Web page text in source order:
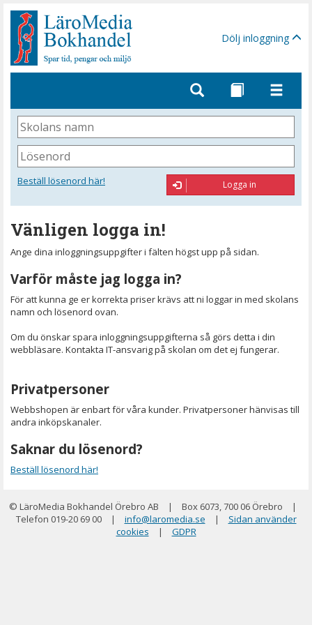
Gå
sidinnehåll
Dölj inloggning
Skolans
namn
Lösenord
Beställ lösenord här! Logga in
Vänligen logga in!
Ange dina inloggningsuppgifter i fälten högst upp på sidan.
Varför måste jag logga in?
För att kunna ge er korrekta priser krävs att ni loggar in med skolans
namn och lösenord ovan.
Om du önskar spara inloggningsuppgifterna så görs detta i din
webbläsare. Kontakta IT-ansvarig på skolan om det ej fungerar.
Privatpersoner
Webbshopen är enbart för våra kunder. Privatpersoner hänvisas till
andra inköpskanaler.
Saknar du lösenord?
Beställ lösenord här!
© LäroMedia Bokhandel Örebro AB | Box 6073, 700 06 Örebro
|
Telefon 019-20 69 00
| info@laromedia.se |
Sidan använder
cookies
| GDPR